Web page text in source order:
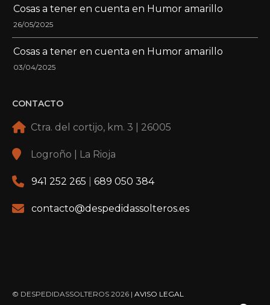
Cosas a tener en cuenta en Humor amarillo
26/05/2025
Cosas a tener en cuenta en Humor amarillo
03/04/2025
CONTACTO
Ctra. del cortijo, km. 3 | 26005
Logroño | La Rioja
941 252 265 689 050 384
contacto@despedidassolteros.es
© DESPEDIDASSOLTEROS 2026 | AVISO LEGAL